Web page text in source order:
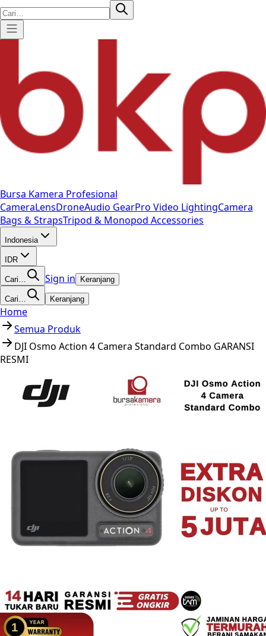
Bursa Kamera Profesional
CameraLensDroneAudio GearPro Video LightingCamera
Bags & StrapsTripod & Monopod Accessories
Indonesia
IDR
Cari… Sign in Keranjang
Cari… Keranjang
Home
Semua Produk
DJI Osmo Action 4 Camera Standard Combo GARANSI
RESMI